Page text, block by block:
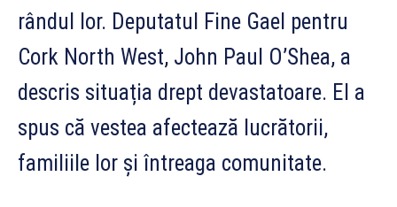
rândul lor. Deputatul Fine Gael pentru
Cork North West, John Paul O’Shea, a
descris situația drept devastatoare. El a
spus că vestea afectează lucrătorii,
familiile lor și întreaga comunitate.